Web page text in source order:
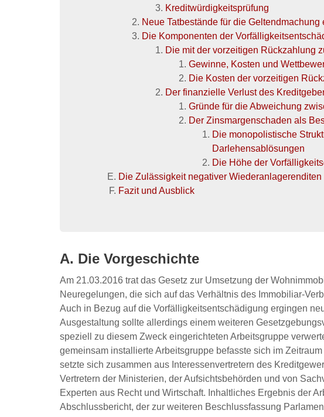
Kreditwürdigkeitsprüfung
Neue Tatbestände für die
Die Komponenten der
Die mit der vorzeitigen Rückzahlung
Gewinne, Kosten und
Die Kosten der vorzeitigen
Der finanzielle Verlust des
Gründe für die Abweichung
Der Zinsmargenschaden als
Die monopolistische
Darlehensablösungen
Die Höhe der
Die Zulässigkeit negativer Wiederanlagerenditen
Fazit und Ausblick
A. Die Vorgeschichte
Am 21.03.2016 trat das Gesetz zur Umsetzung der
Neuregelungen, die sich auf das Verhältnis des Immobiliar-
Auch in Bezug auf die Vorfälligkeitsentschädigung ergingen
Ausgestaltung sollte allerdings einem weiteren
speziell zu diesem Zweck eingerichteten Arbeitsgruppe
gemeinsam installierte Arbeitsgruppe befasste sich im
setzte sich zusammen aus Interessenvertretern des
Vertretern der Ministerien, der Aufsichtsbehörden und von
Experten aus Recht und Wirtschaft. Inhaltliches Ergebnis der
Abschlussbericht, der zur weiteren Beschlussfassung